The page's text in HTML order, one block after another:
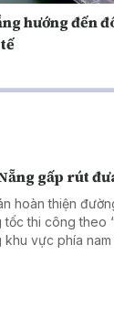
hướng đến
gấp rút
hoàn thiện
tốc thi công theo
khu vực phía